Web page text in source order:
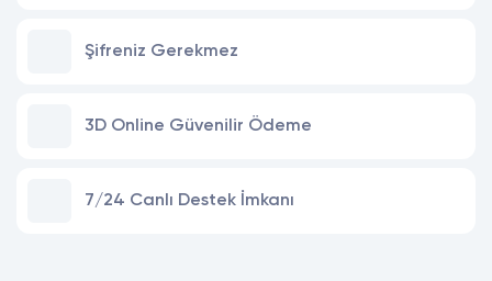
Şifreniz Gerekmez
3D Online Güvenilir Ödeme
7/24 Canlı Destek İmkanı